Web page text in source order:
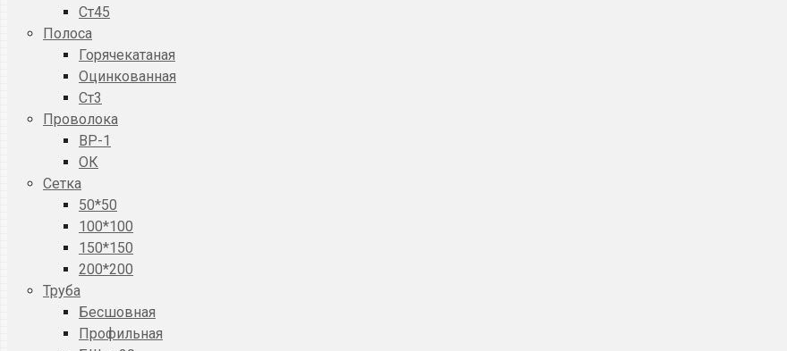
Ст45
Полоса
Горячекатаная
Оцинкованная
Ст3
Проволока
ВР-1
ОК
Сетка
50*50
100*100
150*150
200*200
Труба
Бесшовная
Профильная